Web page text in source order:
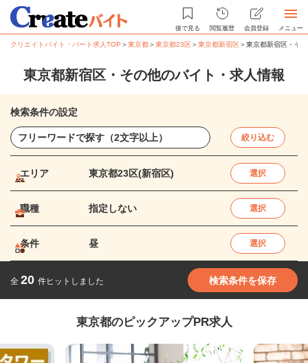
後で見る 閲覧履歴 会員登録 メニュー
クリエイトバイト・パート求人TOP ＞東京都＞東京都23区＞東京都新宿区＞東京都新宿区・そ
東京都新宿区・その他のバイト・求人情報
検索条件の設定
絞り込む
エリア 東京都23区(新宿区) 選択
職種 指定しない 選択
条件 昼 選択
全 20 件ヒットしました 検索条件を保存
東京都のピックアップPR求人